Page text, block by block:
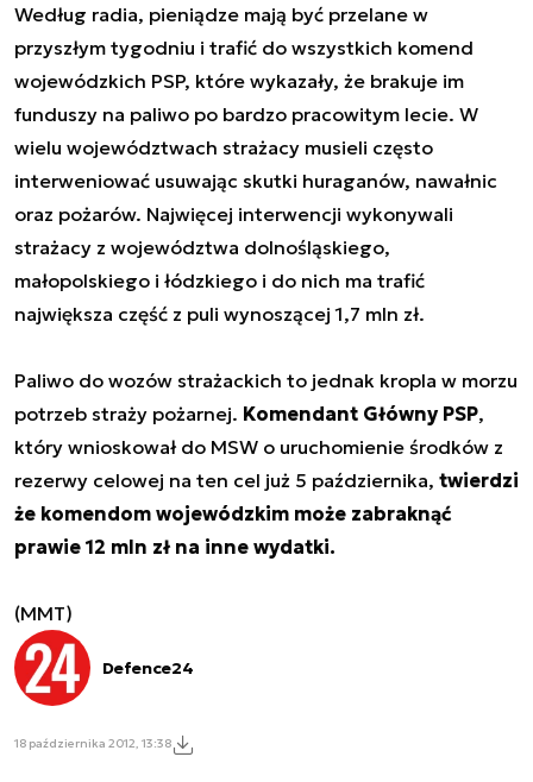
Według radia, pieniądze mają być przelane w
przyszłym tygodniu i trafić do wszystkich komend
wojewódzkich PSP, które wykazały, że brakuje im
funduszy na paliwo po bardzo pracowitym lecie. W
wielu województwach strażacy musieli często
interweniować usuwając skutki huraganów, nawałnic
oraz pożarów. Najwięcej interwencji wykonywali
strażacy z województwa dolnośląskiego,
małopolskiego i łódzkiego i do nich ma trafić
największa część z puli wynoszącej 1,7 mln zł.
Paliwo do wozów strażackich to jednak kropla w morzu
potrzeb straży pożarnej. Komendant Główny PSP,
który wnioskował do MSW o uruchomienie środków z
rezerwy celowej na ten cel już 5 października, twierdzi
że komendom wojewódzkim może zabraknąć
prawie 12 mln zł na inne wydatki.
(MMT)
Defence24
18 października 2012, 13:38